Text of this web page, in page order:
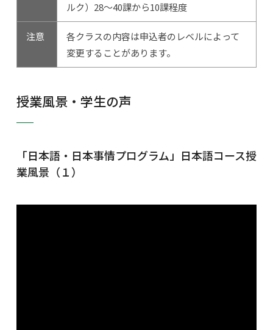
ルク）28～40課から10課程度
注意
各クラスの内容は申込者のレベルによって
変更することがあります。
授業風景・学生の声
「日本語・日本事情プログラム」日本語コース授
業風景（１）